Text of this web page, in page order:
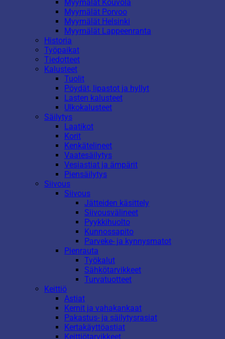
Myymälät Kouvola
Myymälät Porvoo
Myymälät Helsinki
Myymälät Lappeenranta
Historia
Työpaikat
Tiedotteet
Kalusteet
Tuolit
Pöydät, lipastot ja hyllyt
Lasten kalusteet
Ulkokalusteet
Säilytys
Laatikot
Korit
Kenkätelineet
Vaatesäilytys
Vesiastiat ja ämpärit
Piensäilytys
Siivous
Siivous
Jätteiden käsittely
Siivousvälineet
Pyykkihuolto
Kunnossapito
Parveke- ja kynnysmatot
Pienrauta
Työkalut
Sähkötarvikkeet
Turvatuotteet
Keittiö
Astiat
Kernit ja vahakankaat
Pakastus- ja säilytysrasiat
Kertakäyttöastiat
Keittiötarvikkeet